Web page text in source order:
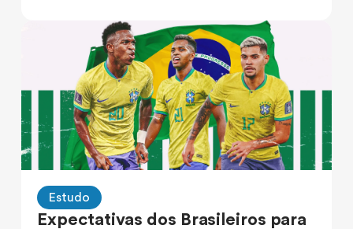
Estudo
Expectativas dos Brasileiros para